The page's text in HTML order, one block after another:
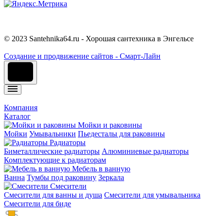
© 2023 Santehnika64.ru - Хорошая сантехника в Энгельсе
Cоздание и продвижение сайтов - Смарт-Лайн
Компания
Каталог
Мойки и раковины
Мойки Умывальники Пьедесталы для раковины
Радиаторы
Биметаллические радиаторы Алюминиевые радиаторы
Комплектующие к радиаторам
Мебель в ванную
Ванна Тумбы под раковину Зеркала
Смесители
Смесители для ванны и душа Смесители для умывальника
Смесители для биде